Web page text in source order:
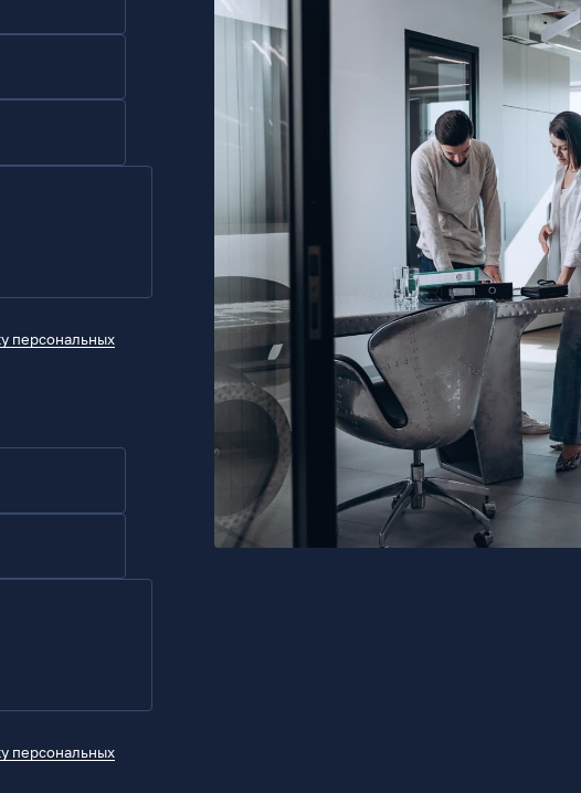
персональных
персональных